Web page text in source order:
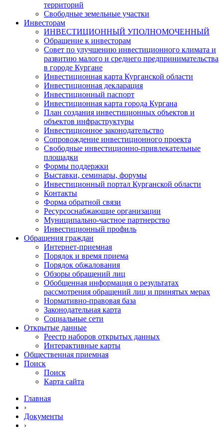
территорий
Свободные земельные участки
Инвесторам
ИНВЕСТИЦИОННЫЙ УПОЛНОМОЧЕННЫЙ
Обращение к инвесторам
Совет по улучшению инвестиционного климата и
развитию малого и среднего предпринимательства
в городе Кургане
Инвестиционная карта Курганской области
Инвестиционная декларация
Инвестиционный паспорт
Инвестиционная карта города Кургана
План создания инвестиционных объектов и
объектов инфраструктуры
Инвестиционное законодательство
Сопровождение инвестиционного проекта
Свободные инвестиционно-привлекательные
площадки
Формы поддержки
Выставки, семинары, форумы
Инвестиционный портал Курганской области
Контакты
Форма обратной связи
Ресурсоснабжающие организации
Муниципально-частное партнерство
Инвестиционный профиль
Обращения граждан
Интернет-приемная
Порядок и время приема
Порядок обжалования
Обзоры обращений лиц
Обобщенная информация о результатах
рассмотрения обращений лиц и принятых мерах
Нормативно-правовая база
Законодательная карта
Социальные сети
Открытые данные
Реестр наборов открытых данных
Интерактивные карты
Общественная приемная
Поиск
Поиск
Карта сайта
Главная
›
Документы
›